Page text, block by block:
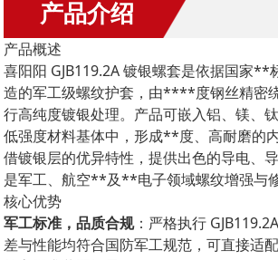
产品介绍
产品概述
喜阳阳 GJB119.2A 镀银螺套是依据国家**
造的军工级螺纹护套，由****度钢丝精密
行高纯度镀银处理。产品可嵌入铝、镁、
低强度材料基体中，形成**度、高耐磨的
借镀银层的优异特性，提供出色的导电、
是军工、航空**及**电子领域螺纹增强与
核心优势
军工标准，品质合规：严格执行
差与性能均符合国防军工规范，可直接适